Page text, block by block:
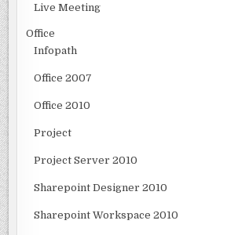
Live Meeting
Office
Infopath
Office 2007
Office 2010
Project
Project Server 2010
Sharepoint Designer 2010
Sharepoint Workspace 2010